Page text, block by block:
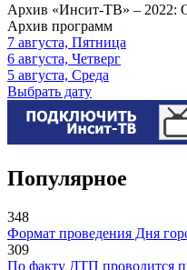
Архив «Инсит-ТВ» – 2022:
Архив программ
7 августа, Пятница
6 августа, Четверг
5 августа, Среда
Выбрать дату
Популярное
348
Формат проведения Дня
309
По факту ДТП проводится